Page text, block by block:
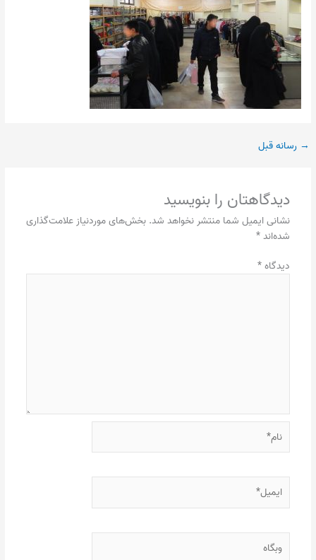
→ رسانه قبل
دیدگاهتان را بنویسید
نشانی ایمیل شما منتشر نخواهد شد. بخش‌های موردنیاز علامت‌گذاری
شده‌اند*
دیدگاه*
وبگاه